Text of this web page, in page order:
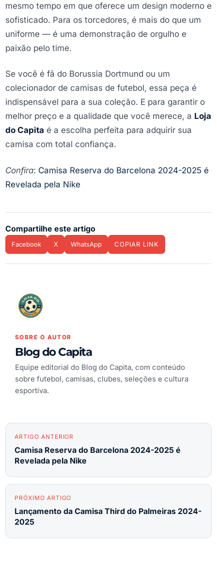
mesmo tempo em que oferece um design moderno e
sofisticado. Para os torcedores, é mais do que um
uniforme — é uma demonstração de orgulho e
paixão pelo time.
Se você é fã do Borussia Dortmund ou um
colecionador de camisas de futebol, essa peça é
indispensável para a sua coleção. E para garantir o
melhor preço e a qualidade que você merece, a Loja
do Capita é a escolha perfeita para adquirir sua
camisa com total confiança.
Confira: Camisa Reserva do Barcelona 2024-2025 é
Revelada pela Nike
Compartilhe este artigo
Facebook X WhatsApp COPIAR LINK
SOBRE O AUTOR
Blog do Capita
Equipe editorial do Blog do Capita, com conteúdo
sobre futebol, camisas, clubes, seleções e cultura
esportiva.
ARTIGO ANTERIOR
Camisa Reserva do Barcelona 2024-2025 é
Revelada pela Nike
PRÓXIMO ARTIGO
Lançamento da Camisa Third do Palmeiras 2024-
2025